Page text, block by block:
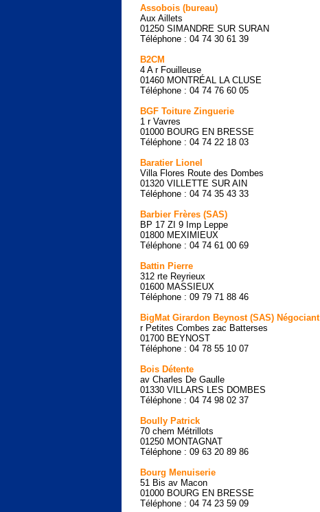
Assobois (bureau)
Aux Aillets
01250 SIMANDRE SUR SURAN
Téléphone : 04 74 30 61 39
B2CM
4 A r Fouilleuse
01460 MONTRÉAL LA CLUSE
Téléphone : 04 74 76 60 05
BGF Toiture Zinguerie
1 r Vavres
01000 BOURG EN BRESSE
Téléphone : 04 74 22 18 03
Baratier Lionel
Villa Flores Route des Dombes
01320 VILLETTE SUR AIN
Téléphone : 04 74 35 43 33
Barbier Frères (SAS)
BP 17 ZI 9 Imp Leppe
01800 MEXIMIEUX
Téléphone : 04 74 61 00 69
Battin Pierre
312 rte Reyrieux
01600 MASSIEUX
Téléphone : 09 79 71 88 46
BigMat Girardon Beynost (SAS) Négociant
r Petites Combes zac Batterses
01700 BEYNOST
Téléphone : 04 78 55 10 07
Bois Détente
av Charles De Gaulle
01330 VILLARS LES DOMBES
Téléphone : 04 74 98 02 37
Boully Patrick
70 chem Métrillots
01250 MONTAGNAT
Téléphone : 09 63 20 89 86
Bourg Menuiserie
51 Bis av Macon
01000 BOURG EN BRESSE
Téléphone : 04 74 23 59 09